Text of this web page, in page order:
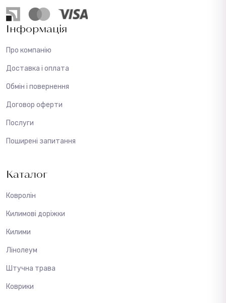
Інформація
Про компанію
Доставка і оплата
Обмін і повернення
Договор оферти
Послуги
Поширені запитання
Каталог
Ковролін
Килимові доріжки
Килими
Лінолеум
Штучна трава
Коврики